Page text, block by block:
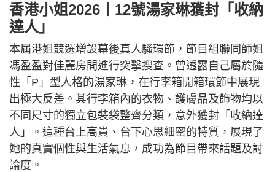
香港小姐2026丨12號湯家琳獲封「收納
達人」
本屆港姐競選增設幕後真人騷環節，節目組聯同師姐
馮盈盈對佳麗房間進行突擊搜查。曾透露自己屬於隨
性「P」型人格的湯家琳，在行李箱開箱環節中展現
出極大反差。其行李箱內的衣物、護膚品及飾物均以
不同尺寸的獨立包裝袋整齊分類，意外獲封「收納達
人」。這種台上高貴、台下心思細密的特質，展現了
她的真實個性與生活氣息，成功為節目帶來話題及討
論度。